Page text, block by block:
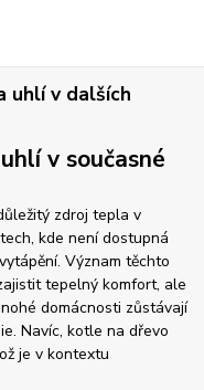
uhlí v dalších
v současné
zdroj tepla v
kde není dostupná
Význam těchto
tepelný komfort, ale
domácnosti zůstávají
Navíc, kotle na dřevo
je v kontextu